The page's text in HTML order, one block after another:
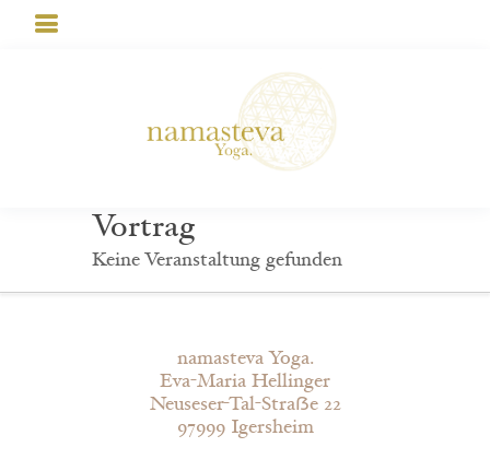
Vortrag
Keine Veranstaltung gefunden
namasteva Yoga.
Eva-Maria Hellinger
Neuseser-Tal-Straẞe 22
97999 Igersheim